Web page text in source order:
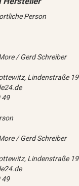
Person
/ Gerd Schreiber
Lindenstraße 19
49
/ Gerd Schreiber
Lindenstraße 19
49